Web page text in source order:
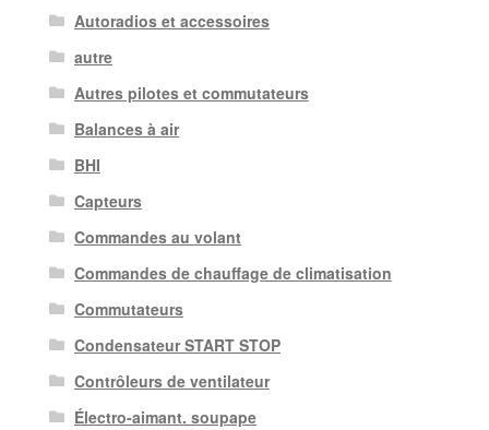
Autoradios et accessoires
autre
Autres pilotes et commutateurs
Balances à air
BHI
Capteurs
Commandes au volant
Commandes de chauffage de climatisation
Commutateurs
Condensateur START STOP
Contrôleurs de ventilateur
Électro-aimant. soupape